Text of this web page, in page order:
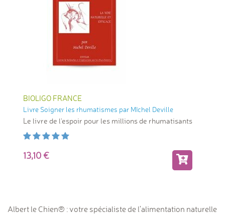
BIOLIGO FRANCE
Livre Soigner les rhumatismes par MIchel Deville
Le livre de l'espoir pour les millions de rhumatisants
13,10
Albert le Chien® : votre spécialiste de l'alimentation naturelle